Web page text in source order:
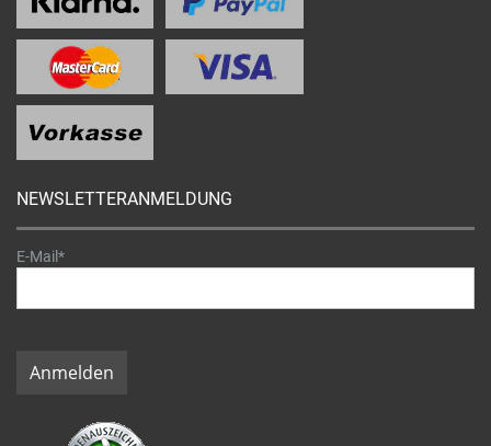
NEWSLETTERANMELDUNG
E-Mail*
Anmelden